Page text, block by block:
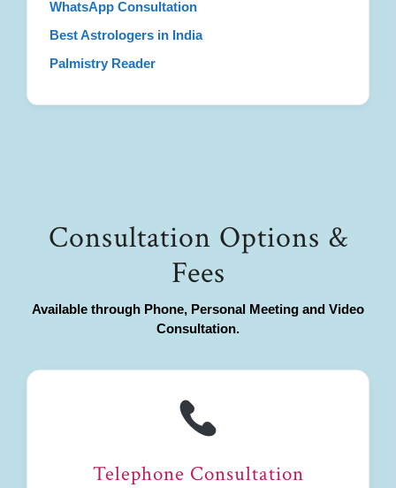
WhatsApp Consultation
Best Astrologers in India
Palmistry Reader
Consultation Options &
Fees
Available through Phone, Personal Meeting and Video
Consultation.
Telephone Consultation